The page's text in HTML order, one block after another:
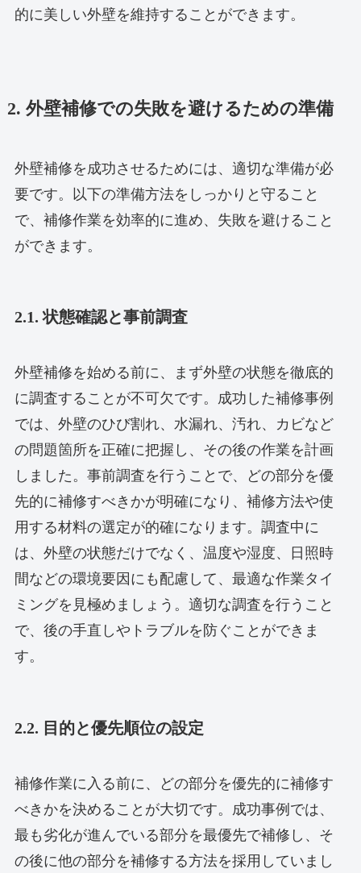
的に美しい外壁を維持することができます。
2. 外壁補修での失敗を避けるための準備
外壁補修を成功させるためには、適切な準備が必
要です。以下の準備方法をしっかりと守ること
で、補修作業を効率的に進め、失敗を避けること
ができます。
2.1. 状態確認と事前調査
外壁補修を始める前に、まず外壁の状態を徹底的
に調査することが不可欠です。成功した補修事例
では、外壁のひび割れ、水漏れ、汚れ、カビなど
の問題箇所を正確に把握し、その後の作業を計画
しました。事前調査を行うことで、どの部分を優
先的に補修すべきかが明確になり、補修方法や使
用する材料の選定が的確になります。調査中に
は、外壁の状態だけでなく、温度や湿度、日照時
間などの環境要因にも配慮して、最適な作業タイ
ミングを見極めましょう。適切な調査を行うこと
で、後の手直しやトラブルを防ぐことができま
す。
2.2. 目的と優先順位の設定
補修作業に入る前に、どの部分を優先的に補修す
べきかを決めることが大切です。成功事例では、
最も劣化が進んでいる部分を最優先で補修し、そ
の後に他の部分を補修する方法を採用していまし